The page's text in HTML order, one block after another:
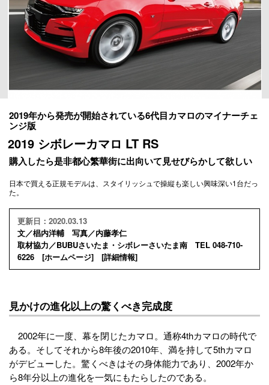
2019年から発売が開始されている6代目カマロのマイナーチェ
ンジ版
2019 シボレーカマロ LT RS
購入したら是非都心繁華街に出向いて見せびらかして欲しい
日本で買える正規モデルは、スタイリッシュで操縦も楽しい興味深い1台だっ
た。
更新日：2020.03.13
文／椙内洋輔 写真／内藤孝仁
取材協力／BUBUさいたま・シボレーさいたま南 TEL 048-710-
6226 [ホームページ] [詳細情報]
見かけの進化以上の驚くべき完成度
2002年に一度、幕を閉じたカマロ。通称4thカマロの時代で
ある。そしてそれから8年後の2010年、満を持して5thカマロ
がデビューした。驚くべきはその身体能力であり、2002年か
ら8年分以上の進化を一気にもたらしたのである。